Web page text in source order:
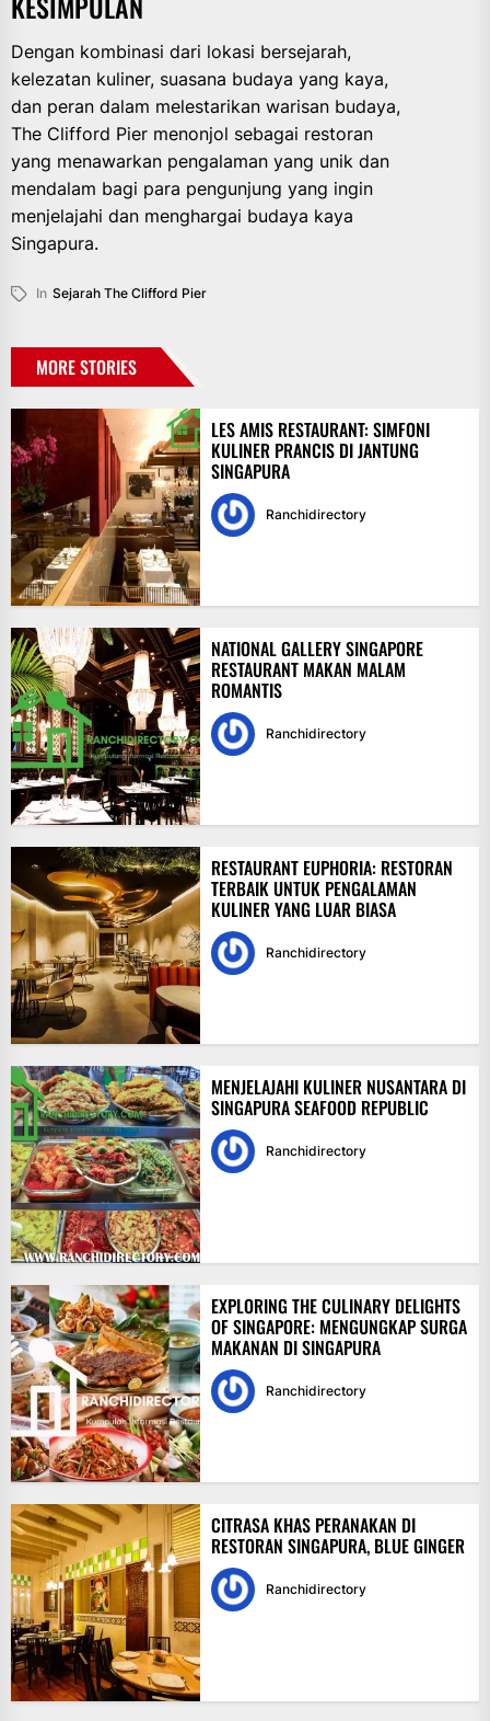
Dengan kombinasi dari lokasi bersejarah,
kelezatan kuliner, suasana budaya yang kaya,
dan peran dalam melestarikan warisan budaya,
The Clifford Pier menonjol sebagai restoran
yang menawarkan pengalaman yang unik dan
mendalam bagi para pengunjung yang ingin
menjelajahi dan menghargai budaya kaya
Singapura.
In Sejarah The Clifford Pier
MORE STORIES
LES AMIS RESTAURANT: SIMFONI
KULINER PRANCIS DI JANTUNG
SINGAPURA
Ranchidirectory
NATIONAL GALLERY SINGAPORE
RESTAURANT MAKAN MALAM
ROMANTIS
Ranchidirectory
RESTAURANT EUPHORIA: RESTORAN
TERBAIK UNTUK PENGALAMAN
KULINER YANG LUAR BIASA
Ranchidirectory
MENJELAJAHI KULINER NUSANTARA DI
SINGAPURA SEAFOOD REPUBLIC
Ranchidirectory
EXPLORING THE CULINARY DELIGHTS
OF SINGAPORE: MENGUNGKAP SURGA
MAKANAN DI SINGAPURA
Ranchidirectory
CITRASA KHAS PERANAKAN DI
RESTORAN SINGAPURA, BLUE GINGER
Ranchidirectory